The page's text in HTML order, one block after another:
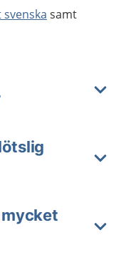
svenska samt
mycket